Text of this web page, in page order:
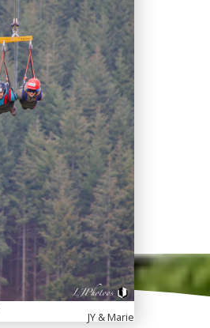
JY & Marie